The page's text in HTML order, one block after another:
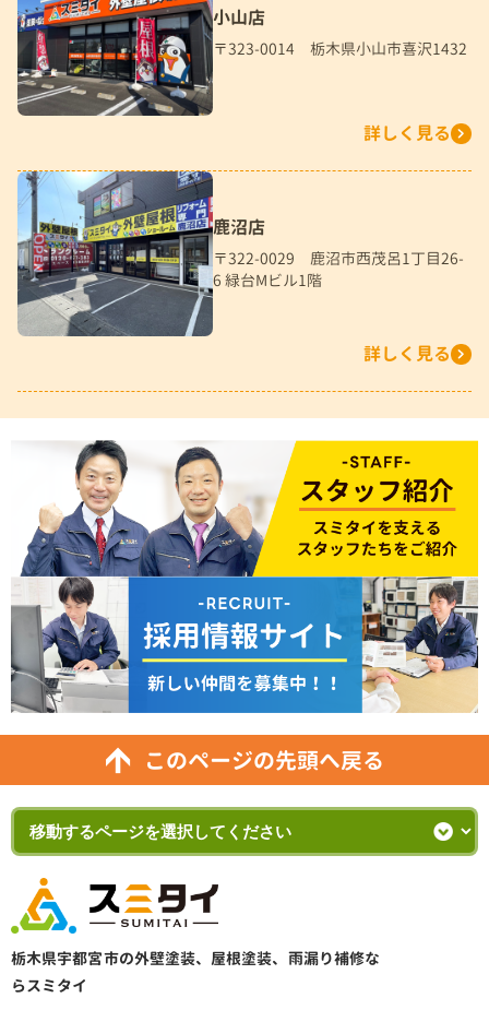
小山店
〒323-0014 栃木県小山市喜沢1432
詳しく見る
鹿沼店
〒322-0029 鹿沼市西茂呂1丁目26-
6 緑台Mビル1階
詳しく見る
このページの先頭へ戻る
栃木県宇都宮市の外壁塗装、屋根塗装、雨漏り補修な
らスミタイ